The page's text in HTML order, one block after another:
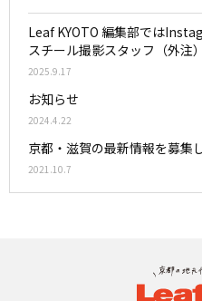
Leaf KYOTO 編集部では
スチール撮影スタッフ（外注
2025.9.17
お知らせ
2024.4.22
京都・滋賀の最新情報を募集
2021.10.7